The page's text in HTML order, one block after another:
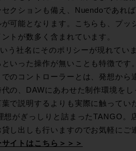
セクションも備え、Nuendoであれ
が可能となります。こちらも、プ
トが数多く含まれています。
う社名にそのポリシーが現れてい
といった操作が無いことも特徴で
のコントローラーとは、発想から
代の、DAWにあわせた制作環境を
葉で説明するよりも実際に触って
想がぎっしりと詰まったTANGO。
し出しも行いますのでお気軽にご
サイトはこちら＞＞＞